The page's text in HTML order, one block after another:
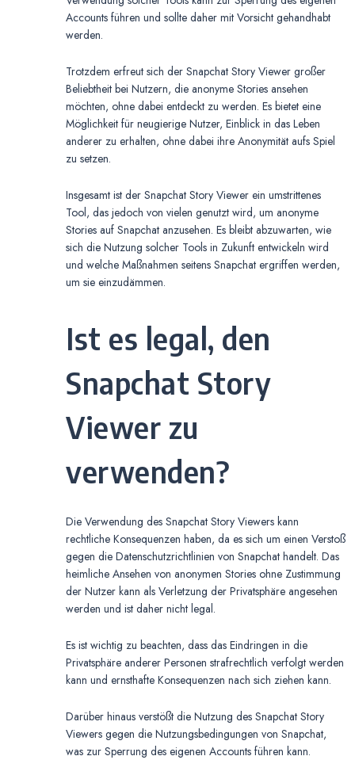
Accounts führen und sollte daher mit Vorsicht gehandhabt
werden.
Trotzdem erfreut sich der Snapchat Story Viewer großer
Beliebtheit bei Nutzern, die anonyme Stories ansehen
möchten, ohne dabei entdeckt zu werden. Es bietet eine
Möglichkeit für neugierige Nutzer, Einblick in das Leben
anderer zu erhalten, ohne dabei ihre Anonymität aufs Spiel
zu setzen.
Insgesamt ist der Snapchat Story Viewer ein umstrittenes
Tool, das jedoch von vielen genutzt wird, um anonyme
Stories auf Snapchat anzusehen. Es bleibt abzuwarten, wie
sich die Nutzung solcher Tools in Zukunft entwickeln wird
und welche Maßnahmen seitens Snapchat ergriffen werden,
um sie einzudämmen.
Ist es legal, den
Snapchat Story
Viewer zu
verwenden?
Die Verwendung des Snapchat Story Viewers kann
rechtliche Konsequenzen haben, da es sich um einen Verstoß
gegen die Datenschutzrichtlinien von Snapchat handelt. Das
heimliche Ansehen von anonymen Stories ohne Zustimmung
der Nutzer kann als Verletzung der Privatsphäre angesehen
werden und ist daher nicht legal.
Es ist wichtig zu beachten, dass das Eindringen in die
Privatsphäre anderer Personen strafrechtlich verfolgt werden
kann und ernsthafte Konsequenzen nach sich ziehen kann.
Darüber hinaus verstößt die Nutzung des Snapchat Story
Viewers gegen die Nutzungsbedingungen von Snapchat,
was zur Sperrung des eigenen Accounts führen kann.